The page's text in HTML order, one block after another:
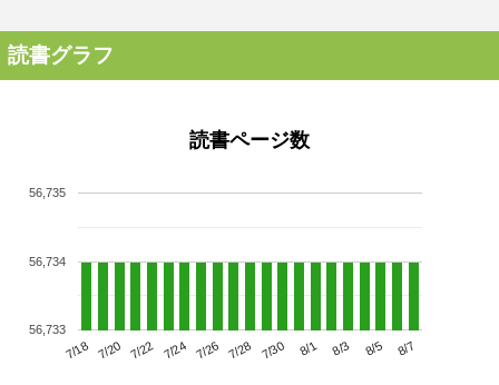
読書グラフ
読書ページ数
7/18 7/20 7/22 7/24 7/26 7/28 7/30 8/1 8/3 8/5 8/7
56,733
56,734
56,735